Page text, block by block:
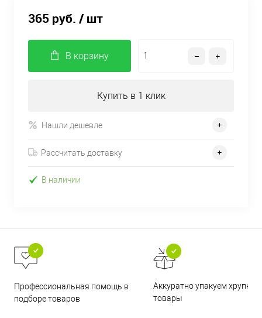
365 руб. / шт
В корзину
Купить в 1 клик
Нашли дешевле
Рассчитать доставку
В наличии
Профессиональная помощь в
подборе товаров
Аккуратно упакуем хрупкие
товары